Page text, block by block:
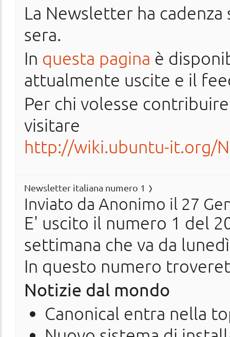
La Newsletter ha
sera.
In questa pagina è
attualmente uscite e il
Per chi volesse
visitare
http://wiki.ubuntu-it.org/
Newsletter italiana numero 1
Inviato da Anonimo il 27
E' uscito il numero 1 del
settimana che va da
In questo numero
Notizie dal mondo
Canonical entra nella